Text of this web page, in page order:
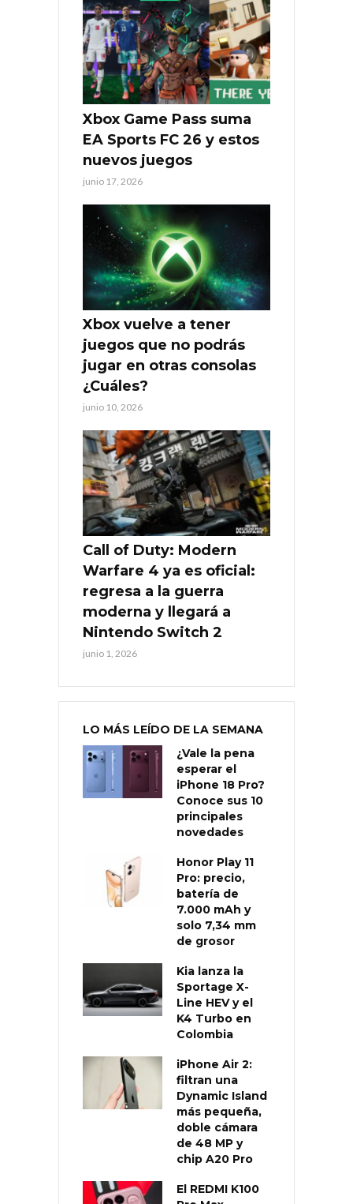
Xbox Game Pass suma
EA Sports FC 26 y estos
nuevos juegos
junio 17, 2026
Xbox vuelve a tener
juegos que no podrás
jugar en otras consolas
¿Cuáles?
junio 10, 2026
Call of Duty: Modern
Warfare 4 ya es oficial:
regresa a la guerra
moderna y llegará a
Nintendo Switch 2
junio 1, 2026
LO MÁS LEÍDO DE LA SEMANA
¿Vale la pena
esperar el
iPhone 18 Pro?
Conoce sus 10
principales
novedades
Honor Play 11
Pro: precio,
batería de
7.000 mAh y
solo 7,34 mm
de grosor
Kia lanza la
Sportage X-
Line HEV y el
K4 Turbo en
Colombia
iPhone Air 2:
filtran una
Dynamic Island
más pequeña,
doble cámara
de 48 MP y
chip A20 Pro
El REDMI K100